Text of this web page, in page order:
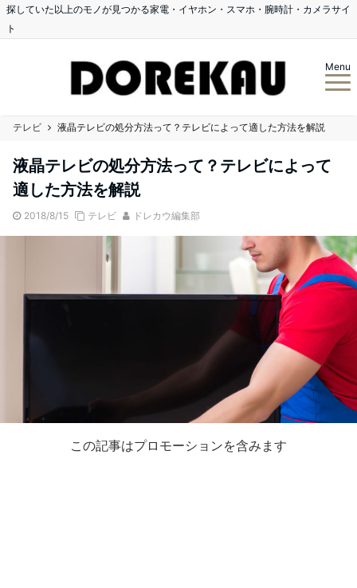
探していた以上のモノが見つかる家電・イヤホン・スマホ・腕時計・カメラサイ
ト
Menu
テレビ 液晶テレビの処分方法って？テレビによって適した方法を解説
液晶テレビの処分方法って？テレビによって
適した方法を解説
2018/8/15 テレビ ドレカウ編集部
この記事はプロモーションを含みます